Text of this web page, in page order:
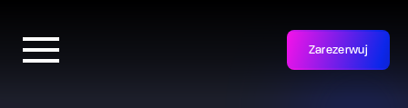
Zarezerwuj